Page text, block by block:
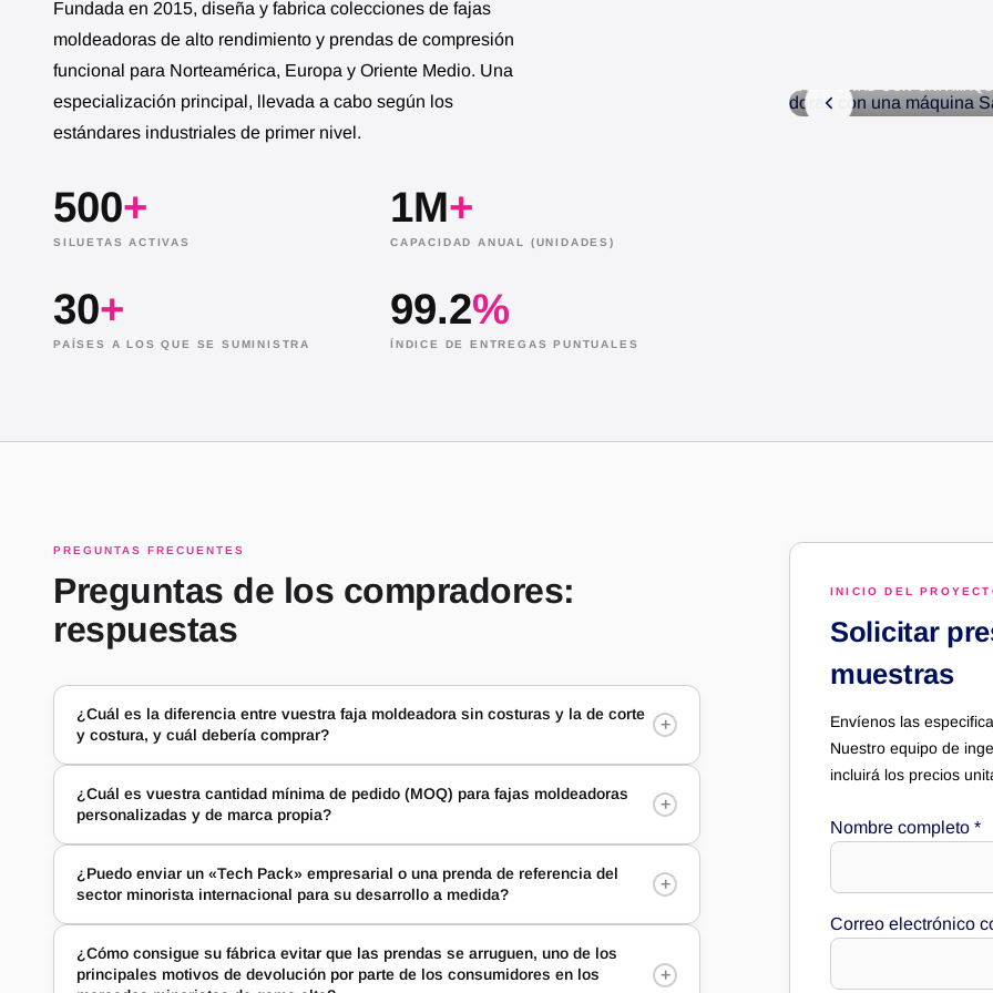
Fundada en 2015, diseña y fabrica colecciones de fajas
moldeadoras de alto rendimiento y prendas de compresión
funcional para Norteamérica, Europa y Oriente Medio. Una
especialización principal, llevada a cabo según los
estándares industriales de primer nivel.
500+
SILUETAS ACTIVAS
1M+
CAPACIDAD ANUAL (UNIDADES)
30+
PAÍSES A LOS QUE SE SUMINISTRA
99.2%
ÍNDICE DE ENTREGAS PUNTUALES
TRABAJADOR FABRICANDO FAJAS MOLDEADORAS CON UNA MÁQUINA SANTONI
PREGUNTAS FRECUENTES
Preguntas de los compradores:
respuestas
¿Cuál es la diferencia entre vuestra faja moldeadora sin costuras y la de corte
y costura, y cuál debería comprar?
+
¿Cuál es vuestra cantidad mínima de pedido (MOQ) para fajas moldeadoras
personalizadas y de marca propia?
+
¿Puedo enviar un «Tech Pack» empresarial o una prenda de referencia del
sector minorista internacional para su desarrollo a medida?
+
¿Cómo consigue su fábrica evitar que las prendas se arruguen, uno de los
principales motivos de devolución por parte de los consumidores en los
+
INICIO DEL
Solicitar
muestras
Envíenos las
Nuestro equipo de
incluirá los precios
Nombre completo *
Correo electrónico